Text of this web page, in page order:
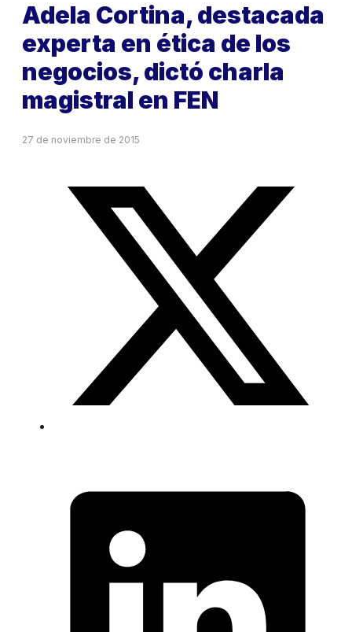
Adela Cortina, destacada
experta en ética de los
negocios, dictó charla
magistral en FEN
27 de noviembre de 2015